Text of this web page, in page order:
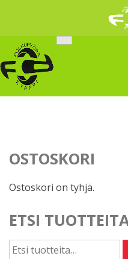
content
OSTOSKORI
Ostoskori on tyhjä.
ETSI
Etsi: